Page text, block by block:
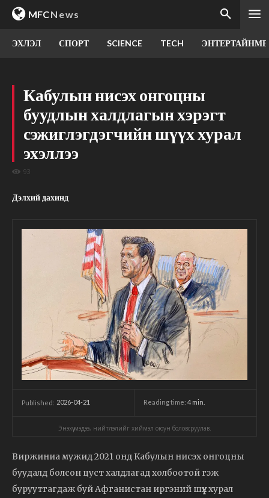
MFCNews
ЭХЛЭЛ СПОРТ SCIENCE TECH
Кабулын нисэх онгоцны
буудлын халдлагын хэрэгт
сэжиглэгдэгчийн шүүх хурал
эхэллээ
93
Дэлхий дахинд
Published: 2026-04-21 Reading time: 4 min.
Энэхүү мэдээ, нийтлэлийг хиймэл оюун боловсруулав.
Виржиниа мужид 2021 онд Кабулын нисэх онгоцны
буудалд болсон цуст халдлагад холбоотой гэж
буруутгагдаж буй Афганистан иргэний шүүх хурал